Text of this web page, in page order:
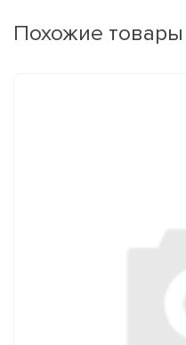
Похожие товары